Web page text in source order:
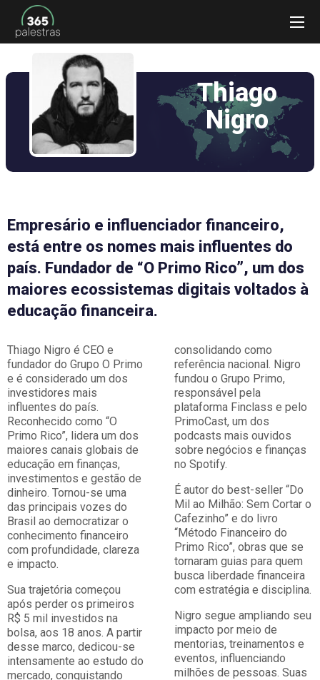
Thiago
Nigro
Empresário e influenciador financeiro,
está entre os nomes mais influentes do
país. Fundador de “O Primo Rico”, um dos
maiores ecossistemas digitais voltados à
educação financeira.
Thiago Nigro é CEO e
fundador do Grupo O Primo
e é considerado um dos
investidores mais
influentes do país.
Reconhecido como “O
Primo Rico”, lidera um dos
maiores canais globais de
educação em finanças,
investimentos e gestão de
dinheiro. Tornou-se uma
das principais vozes do
Brasil ao democratizar o
conhecimento financeiro
com profundidade, clareza
e impacto.
Sua trajetória começou
após perder os primeiros
R$ 5 mil investidos na
bolsa, aos 18 anos. A partir
desse marco, dedicou-se
intensamente ao estudo do
mercado, conquistando
consolidando como
referência nacional. Nigro
fundou o Grupo Primo,
responsável pela
plataforma Finclass e pelo
PrimoCast, um dos
podcasts mais ouvidos
sobre negócios e finanças
no Spotify.
É autor do best-seller “Do
Mil ao Milhão: Sem Cortar o
Cafezinho” e do livro
“Método Financeiro do
Primo Rico”, obras que se
tornaram guias para quem
busca liberdade financeira
com estratégia e disciplina.
Nigro segue ampliando seu
impacto por meio de
mentorias, treinamentos e
eventos, influenciando
milhões de pessoas. Suas